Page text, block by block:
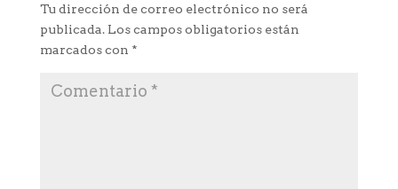
Tu dirección de correo electrónico no será
publicada. Los campos obligatorios están
marcados con *